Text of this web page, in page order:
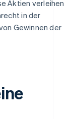
Aktien verleihen
in der
Gewinnen der